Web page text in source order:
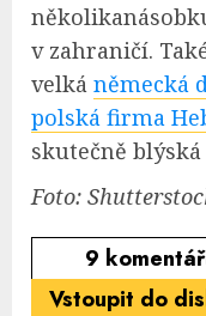
v zahraničí.
velká německá
polská firma
skutečně blýská
Foto:
9
Vstoupit do